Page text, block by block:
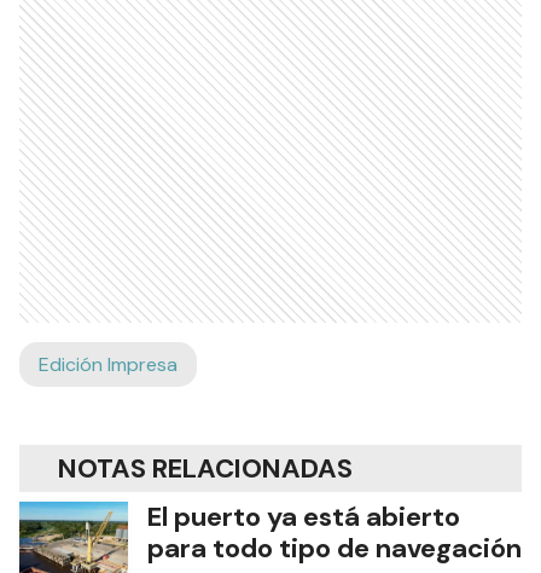
Edición Impresa
NOTAS RELACIONADAS
El puerto ya está abierto
para todo tipo de navegación